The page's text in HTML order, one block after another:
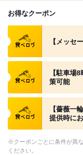
お得なクーポン
食べログ クー
【メッセ
食べログ クー
【駐車場
策可能
食べログ クー
【薔薇一
提供時に
※クーポンごとに条件が異
ください。